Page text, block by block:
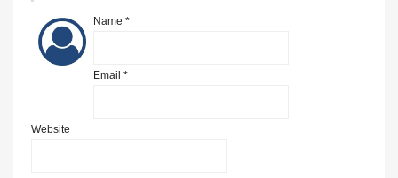
Name *
Email *
Website